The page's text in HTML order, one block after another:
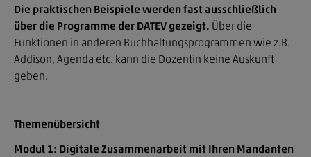
Die praktischen Beispiele werden fast ausschließlich
über die Programme der DATEV gezeigt. Über die
Funktionen in anderen Buchhaltungsprogrammen wie z.B.
Addison, Agenda etc. kann die Dozentin keine Auskunft
geben.
Themenübersicht
Modul 1: Digitale Zusammenarbeit mit Ihren Mandanten